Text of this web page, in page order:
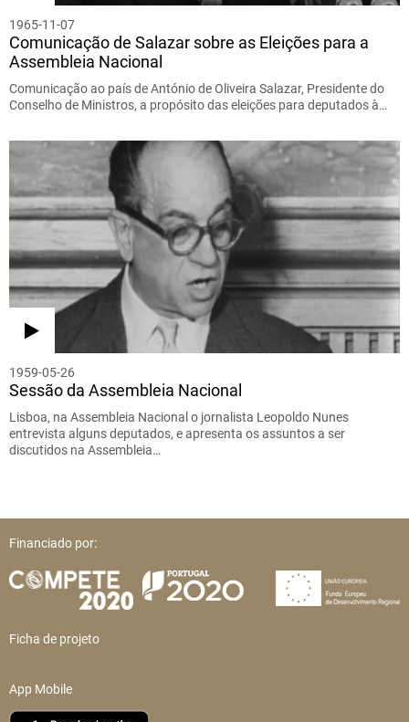
1965-11-07
Comunicação de Salazar sobre as Eleições para a
Assembleia Nacional
Comunicação ao país de António de Oliveira Salazar, Presidente do
Conselho de Ministros, a propósito das eleições para deputados à…
1959-05-26
Sessão da Assembleia Nacional
Lisboa, na Assembleia Nacional o jornalista Leopoldo Nunes
entrevista alguns deputados, e apresenta os assuntos a ser
discutidos na Assembleia…
Financiado por:
Ficha de projeto
App Mobile